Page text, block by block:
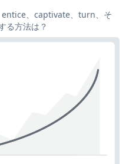
、captivate、turn、そ
る方法は？